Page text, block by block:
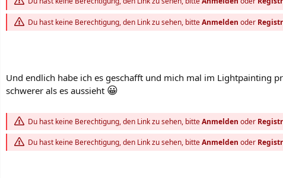
Du hast keine Berechtigung, den Link zu sehen, bitteAnmelden oder
Und endlich habe ich es geschafft und mich mal im Lightpainting
schwerer als es aussieht 😀
Du hast keine Berechtigung, den Link zu sehen, bitteAnmelden oder
Du hast keine Berechtigung, den Link zu sehen, bitteAnmelden oder